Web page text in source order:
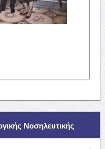
Νοσηλευτικής